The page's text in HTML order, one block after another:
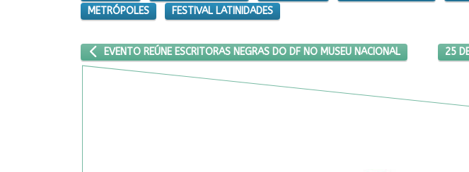
METRÓPOLES
FESTIVAL LATINIDADES
ARTIGO ANTERIOR: EVENTO REÚNE ESCRITORAS NEGRAS DO DF NO MUSEU
EVENTO REÚNE ESCRITORAS NEGRAS DO DF NO MUSEU NACIONAL 25